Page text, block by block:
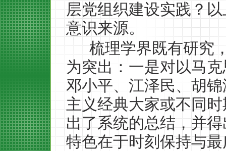
层党组织建设实践？
意识来源。
梳理学界既有研究
为突出：一是对以马
邓小平、江泽民、胡
主义经典大家或不同
出了系统的总结，并
特色在于时刻保持与